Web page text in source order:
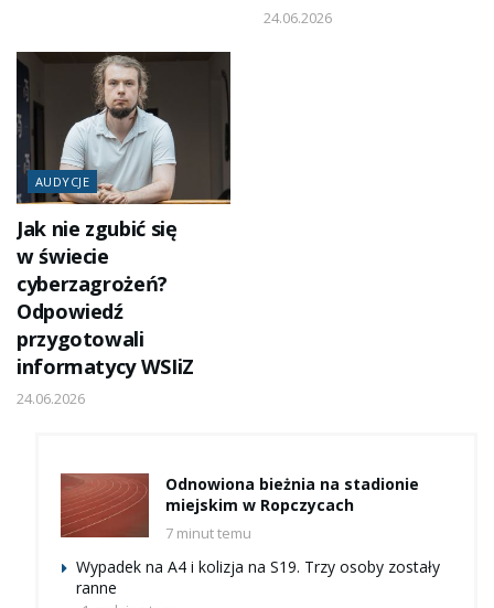
24.06.2026
AUDYCJE
Jak nie zgubić się
w świecie
cyberzagrożeń?
Odpowiedź
przygotowali
informatycy WSIiZ
24.06.2026
Odnowiona bieżnia na stadionie
miejskim w Ropczycach
7 minut temu
Wypadek na A4 i kolizja na S19. Trzy osoby zostały
ranne